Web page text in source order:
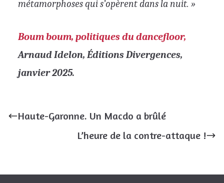
métamorphoses qui s’opèrent dans la nuit. »
Boum boum, politiques du dancefloor,
Arnaud Idelon, Éditions Divergences,
janvier 2025.
Haute-Garonne. Un Macdo a brûlé
L’heure de la contre-attaque !